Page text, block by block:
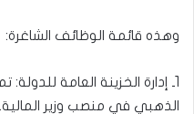
وهذه قائمة الوظائف الشاغرة:
1ـ إدارة الخزينة العامة
الذهبي في منصب وزير المالية.